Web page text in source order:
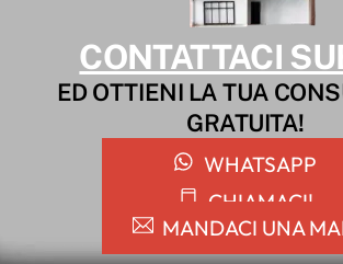
CONTATTACI
ED OTTIENI LA TUA
GRATUITA!
WHATSAPP
CHIAMACI!
MANDACI UNA